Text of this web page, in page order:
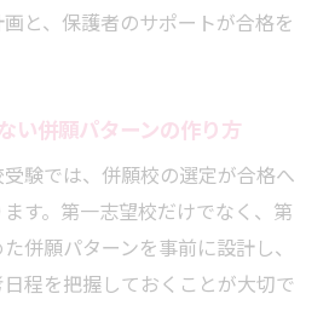
と、保護者のサポートが合格を
い併願パターンの作り方
験では、併願校の選定が合格へ
す。第一志望校だけでなく、第
併願パターンを事前に設計し、
程を把握しておくことが大切で